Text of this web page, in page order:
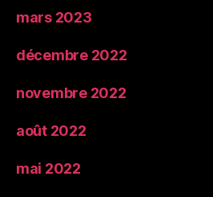
mars 2023
décembre 2022
novembre 2022
août 2022
mai 2022